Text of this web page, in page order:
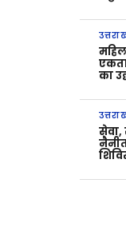
एकता
का